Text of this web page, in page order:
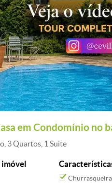
em Condomínio no
3 Quartos, 1 Suite
imóvel
Churrasqueira